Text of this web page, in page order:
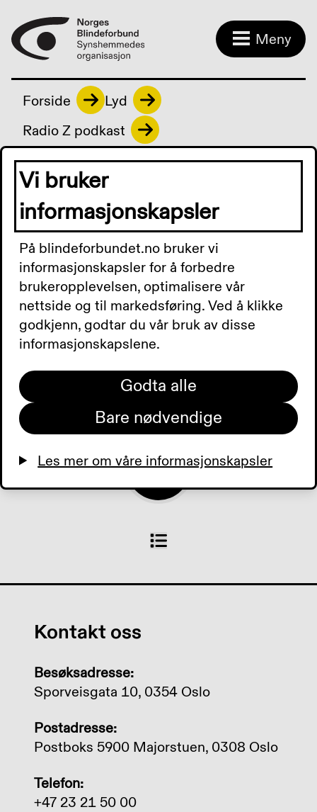
Meny
Forside
Lyd
Radio Z podkast
Radio Z podkast
Radio Z Podkast 10.
september 2024: Mette
har vært trofast giver siden
90-tallet. Tilbud der du bor.
Dagens aviser.
0:00 0:00
Kontakt oss
Besøksadresse:
Sporveisgata 10, 0354 Oslo
Postadresse:
Postboks 5900 Majorstuen, 0308 Oslo
Telefon:
+47 23 21 50 00
Vi bruker
informasjonskapsler
På blindeforbundet.no bruker vi
informasjonskapsler for å forbedre
brukeropplevelsen, optimalisere vår
nettside og til markedsføring. Ved å klikke
godkjenn, godtar du vår bruk av disse
informasjonskapslene.
Godta alle
Bare nødvendige
Les mer om våre informasjonskapsler